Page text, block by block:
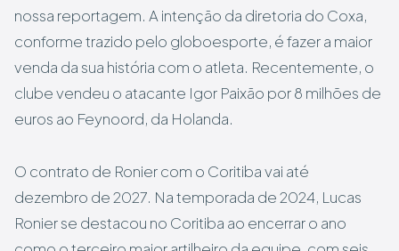
nossa reportagem. A intenção da diretoria do Coxa,
conforme trazido pelo globoesporte, é fazer a maior
venda da sua história com o atleta. Recentemente, o
clube vendeu o atacante Igor Paixão por 8 milhões de
euros ao Feynoord, da Holanda.
O contrato de Ronier com o Coritiba vai até
dezembro de 2027. Na temporada de 2024, Lucas
Ronier se destacou no Coritiba ao encerrar o ano